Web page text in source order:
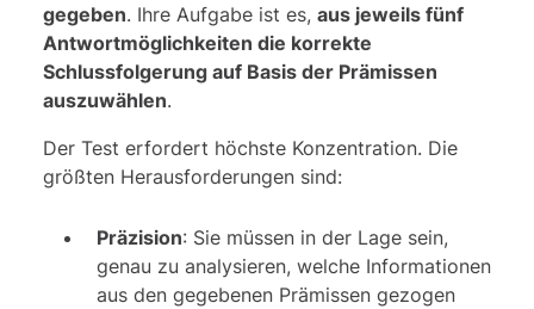
gegeben. Ihre Aufgabe ist es, aus jeweils fünf
Antwortmöglichkeiten die korrekte
Schlussfolgerung auf Basis der Prämissen
auszuwählen.
Der Test erfordert höchste Konzentration. Die
größten Herausforderungen sind:
Präzision: Sie müssen in der Lage sein,
genau zu analysieren, welche Informationen
aus den gegebenen Prämissen gezogen